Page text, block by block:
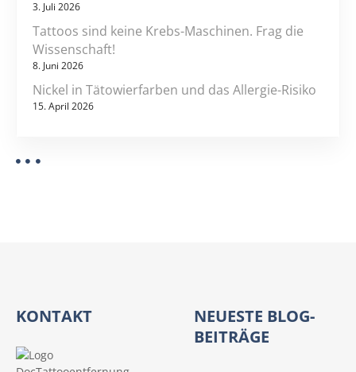
3. Juli 2026
Tattoos sind keine Krebs-Maschinen. Frag die
Wissenschaft!
8. Juni 2026
Nickel in Tätowierfarben und das Allergie-Risiko
15. April 2026
KONTAKT
NEUESTE BLOG-
BEITRÄGE